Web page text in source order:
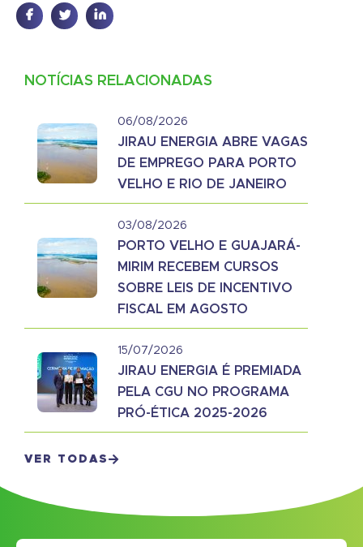
NOTÍCIAS RELACIONADAS
06/08/2026
JIRAU ENERGIA ABRE VAGAS
DE EMPREGO PARA PORTO
VELHO E RIO DE JANEIRO
03/08/2026
PORTO VELHO E GUAJARÁ-
MIRIM RECEBEM CURSOS
SOBRE LEIS DE INCENTIVO
FISCAL EM AGOSTO
15/07/2026
JIRAU ENERGIA É PREMIADA
PELA CGU NO PROGRAMA
PRÓ-ÉTICA 2025-2026
VER TODAS